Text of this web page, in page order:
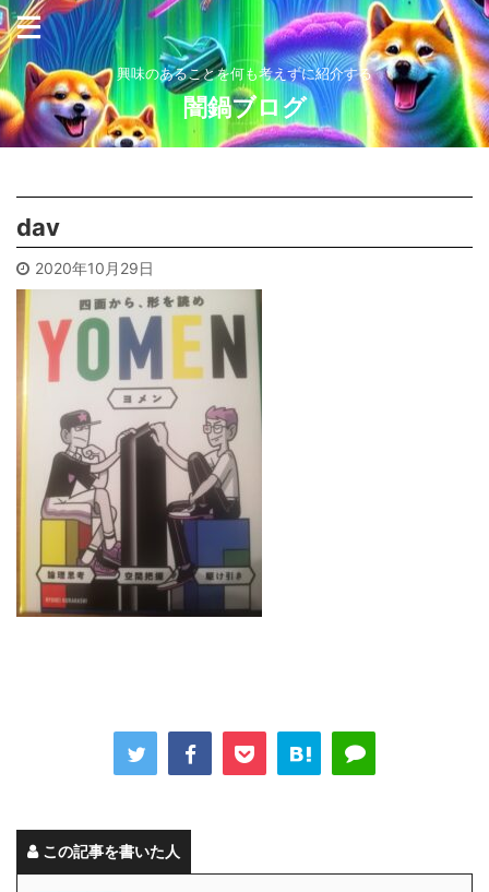
興味のあることを何も考えずに紹介する
闇鍋ブログ
dav
2020年10月29日
この記事を書いた人